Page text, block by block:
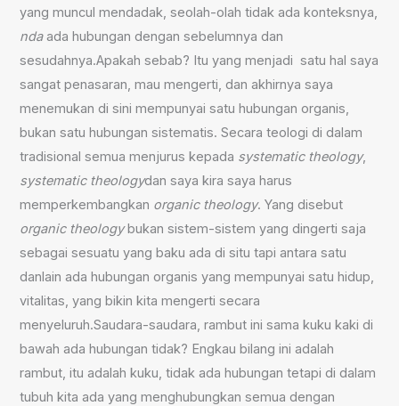
yang muncul mendadak, seolah-olah tidak ada konteksnya,
ndaada hubungan dengan sebelumnya dan
sesudahnya.Apakah sebab? Itu yang menjadi satu hal saya
sangat penasaran, mau mengerti, dan akhirnya saya
menemukan di sini mempunyai satu hubungan organis,
bukan satu hubungan sistematis. Secara teologi di dalam
tradisional semua menjurus kepada systematic theology,
systematic theologydan saya kira saya harus
memperkembangkan organic theology. Yang disebut
organic theologybukan sistem-sistem yang dingerti saja
sebagai sesuatu yang baku ada di situ tapi antara satu
danlain ada hubungan organis yang mempunyai satu hidup,
vitalitas, yang bikin kita mengerti secara
menyeluruh.Saudara-saudara, rambut ini sama kuku kaki di
bawah ada hubungan tidak? Engkau bilang ini adalah
rambut, itu adalah kuku, tidak ada hubungan tetapi di dalam
tubuh kita ada yang menghubungkan semua dengan